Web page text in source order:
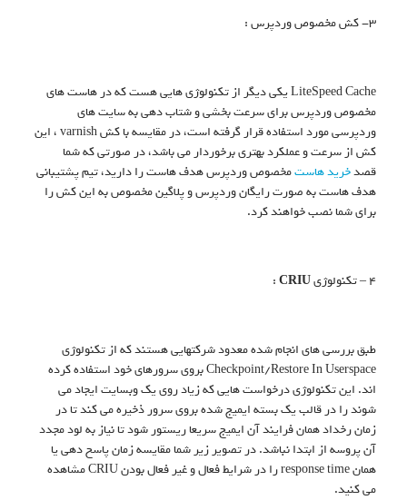
3- کش مخصوص وردپرس :
LiteSpeed Cache یکی دیگر از تکنولوژی هایی هست که در هاست های
مخصوص وردپرس برای سرعت بخشی و شتاب دهی به سایت های
وردپرسی مورد استفاده قرار گرفته است، در مقایسه با کش varnish ، این
کش از سرعت و عملکرد بهتری برخوردار می باشد، در صورتی که شما
قصدخرید هاستمخصوص وردپرس هدف هاست را دارید، تیم پشتیبانی
هدف هاست به صورت رایگان وردپرس و پلاگین مخصوص به این کش را
برای شما نصب خواهند کرد.
4 – تکنولوژی CRIU
:
طبق بررسی های انجام شده معدود شرکتهایی هستند که از تکنولوژی
Checkpoint/Restore In Userspace بروی سرورهای خود استفاده کرده
اند. این تکنولوژی درخواست هایی که زیاد روی یک وبسایت ایجاد می
شوند را در قالب یک بسته ایمیج شده بروی سرور ذخیره می کند تا در
زمان رخداد همان فرایند آن ایمیج سریعا ریستور شود تا نیاز به لود مجدد
آن پروسه از ابتدا نباشد. در تصویر زیر شما مقایسه زمان پاسخ دهی یا
همان response time را در شرایط فعال و غیر فعال بودن CRIU مشاهده
می کنید.